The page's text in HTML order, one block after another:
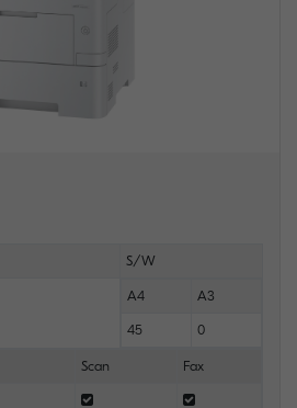
S/W
A4 A3
45 0
Scan Fax